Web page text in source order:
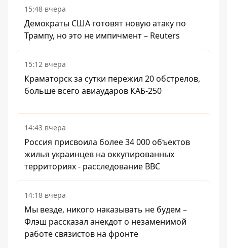
15:48 вчера
Демократы США готовят новую атаку по
Трампу, но это не импичмент – Reuters
15:12 вчера
Краматорск за сутки пережил 20 обстрелов,
больше всего авиаударов КАБ-250
14:43 вчера
Россия присвоила более 34 000 объектов
жилья украинцев на оккупированных
территориях - расследование BBC
14:18 вчера
Мы везде, никого наказывать не будем –
Флэш рассказал анекдот о незаменимой
работе связистов на фронте